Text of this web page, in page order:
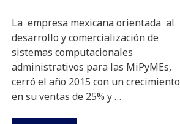
La empresa mexicana orientada al
desarrollo y comercialización de
sistemas computacionales
administrativos para las MiPyMEs,
cerró el año 2015 con un crecimiento
en su ventas de 25% y …